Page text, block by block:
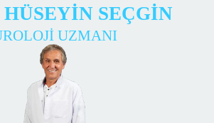
HÜSEYİN SEÇGİN
UZMANI